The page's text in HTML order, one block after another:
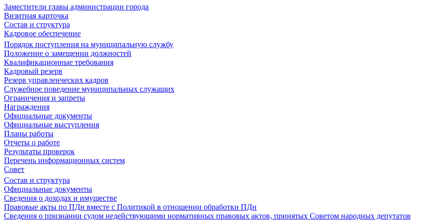
Заместители главы администрации города
Визитная карточка
Состав и структура
Кадровое обеспечение
Порядок поступления на муниципальную службу
Положение о замещении должностей
Квалификационные требования
Кадровый резерв
Резерв управленческих кадров
Служебное поведение муниципальных служащих
Ограничения и запреты
Награждения
Официальные документы
Официальные выступления
Планы работы
Отчеты о работе
Результаты проверок
Перечень информационных систем
Совет
Состав и структура
Официальные документы
Сведения о доходах и имуществе
Правовые акты по ПДн вместе с Политикой в отношении обработки ПДн
Сведения о признании судом недействующими нормативных правовых актов, принятых Советом народных депутатов